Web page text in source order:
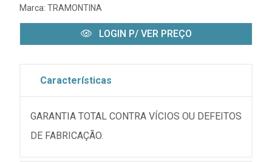
Marca: TRAMONTINA
LOGIN P/ VER PREÇO
Características
GARANTIA TOTAL CONTRA VÍCIOS OU DEFEITOS
DE FABRICAÇÃO.